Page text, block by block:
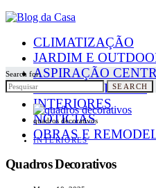
CLIMATIZAÇÃO
JARDIM E
ASPIRAÇÃO
PAINÉIS SOLARES
INTERIORES
NOTICIAS
OBRAS E
Search for:
SEARCH
quadros decorativos
INTERIORES
Quadros Decorativos